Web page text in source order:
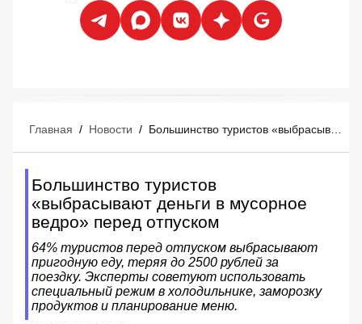
Главная / Новости /
Большинство туристов
«выбрасывают деньги в мусорное
ведро» перед отпуском
64% туристов перед отпуском выбрасывают
пригодную еду, теряя до 2500 рублей за
поездку. Эксперты советуют использовать
специальный режим в холодильнике, заморозку
продуктов и планирование меню.